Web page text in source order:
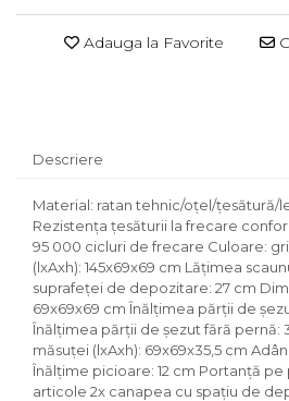
Adauga la Favorite
Descriere
Material: ratan tehnic/oţel/ţesătură/
Rezistenţa ţesăturii la frecare
95 000 cicluri de frecare Culoare:
(lxAxh): 145x69x69 cm Lăţimea
suprafeţei de depozitare: 27 cm
69x69x69 cm Înălţimea părţii de
Înălţimea părţii de şezut fără pernă:
măsuţei (lxAxh): 69x69x35,5 cm
Înălţime picioare: 12 cm Portanţă
articole 2x canapea cu spaţiu de